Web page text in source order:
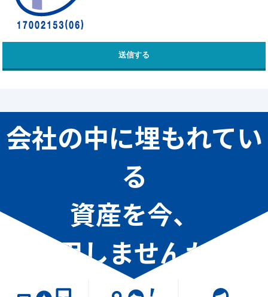
会社の中に埋もれてい
る
資産を今、
活用しませんか？